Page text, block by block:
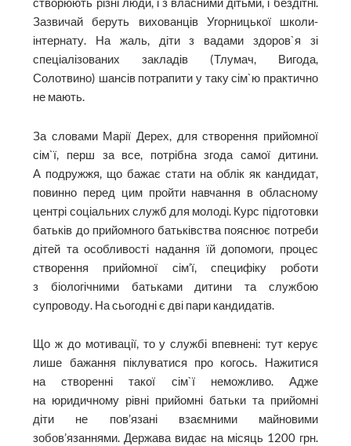
створюють різні люди, і з власними дітьми, і бездітні.
Зазвичай беруть вихованців Угорницької школи-
інтернату. На жаль, діти з вадами здоров`я зі
спеціалізованих закладів (Тлумач, Вигода,
Солотвино) шансів потрапити у таку сім`ю практично
не мають.
За словами Марії Дерех, для створення прийомної
сім`ї, перш за все, потрібна згода самої дитини.
А подружжя, що бажає стати на облік як кандидат,
повинно перед цим пройти навчання в обласному
центрі соціальних служб для молоді. Курс підготовки
батьків до прийомного батьківства пояснює потреби
дітей та особливості надання їй допомоги, процес
створення прийомної сім’ї, специфіку роботи
з біологічними батьками дитини та службою
супроводу. На сьогодні є дві пари кандидатів.
Що ж до мотивації, то у службі впевнені: тут керує
лише бажання піклуватися про когось. Нажитися
на створенні такої сім`ї неможливо. Адже
на юридичному рівні прийомні батьки та прийомні
діти не пов’язані взаємними майновими
зобов’язаннями. Держава видає на місяць 1200 грн.